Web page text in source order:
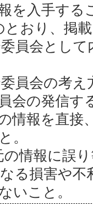
を入手する
おり、掲
会として
会の考え
会の発信す
情報を直接
。
情報に誤
る損害や
いこと。